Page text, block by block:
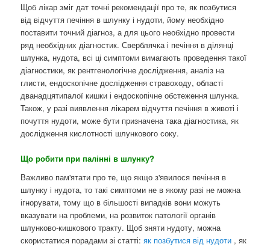
Щоб лікар зміг дат точні рекомендації про те, як позбутися
від відчуття печіння в шлунку і нудоти, йому необхідно
поставити точний діагноз, а для цього необхідно провести
ряд необхідних діагностик. Сверблячка і печіння в ділянці
шлунка, нудота, всі ці симптоми вимагають проведення такої
діагностики, як рентгенологічне дослідження, аналіз на
глисти, ендоскопічне дослідження стравоходу, області
дванадцятипалої кишки і ендоскопічне обстеження шлунка.
Також, у разі виявлення лікарем відчуття печіння в животі і
почуття нудоти, може бути призначена така діагностика, як
дослідження кислотності шлункового соку.
Що робити при палінні в шлунку?
Важливо пам'ятати про те, що якщо з'явилося печіння в
шлунку і нудота, то такі симптоми не в якому разі не можна
ігнорувати, тому що в більшості випадків вони можуть
вказувати на проблеми, на розвиток патології органів
шлунково-кишкового тракту. Щоб зняти нудоту, можна
скористатися порадами зі статті:як позбутися від нудоти , як